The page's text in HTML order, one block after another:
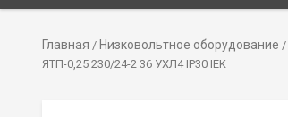
Главная / Низковольтное оборудование /
ЯТП-0,25 230/24-2 36 УХЛ4 IP30 IEK